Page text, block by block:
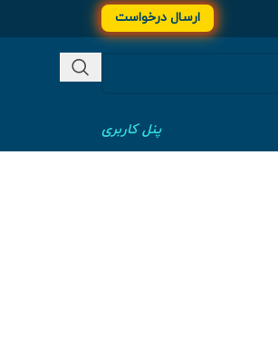
ارسال درخواست
پنل کاربری